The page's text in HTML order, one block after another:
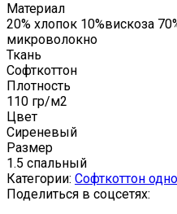
Материал
20% хлопок 10%вискоза
микроволокно
Ткань
Софткоттон
Плотность
110 гр/м2
Цвет
Сиреневый
Размер
1.5 спальный
Категории: Софткоттон
Поделиться в соцсетях: